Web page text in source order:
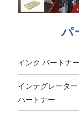
パ
インク パートナー
インテグレーター
パートナー